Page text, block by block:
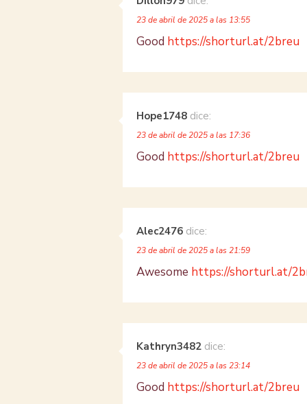
23 de abril de 2025 a las 13:55
Good https://shorturl.at/2breu
Hope1748 dice:
23 de abril de 2025 a las 17:36
Good https://shorturl.at/2breu
Alec2476 dice:
23 de abril de 2025 a las 21:59
Awesome https://shorturl.at/
Kathryn3482 dice:
23 de abril de 2025 a las 23:14
Good https://shorturl.at/2breu